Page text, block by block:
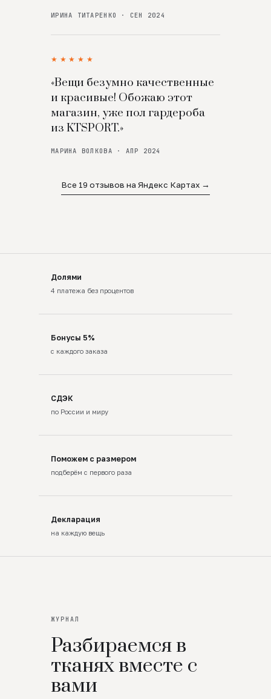
ИРИНА ТИТАРЕНКО · СЕН 2024
★★★★★
«Вещи безумно качественные
и красивые! Обожаю этот
магазин, уже пол гардероба
из KTSPORT.»
МАРИНА ВОЛКОВА · АПР 2024
Все 19 отзывов на Яндекс Картах →
Долями
4 платежа без процентов
Бонусы 5%
с каждого заказа
СДЭК
по России и миру
Поможем с размером
подберём с первого раза
Декларация
на каждую вещь
ЖУРНАЛ
Разбираемся в
тканях вместе с
вами